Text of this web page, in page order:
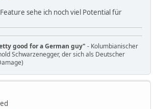
sehe ich noch viel Potential für
good for a German guy" - Kolumbianischer
Schwarzenegger, der sich als Deutscher